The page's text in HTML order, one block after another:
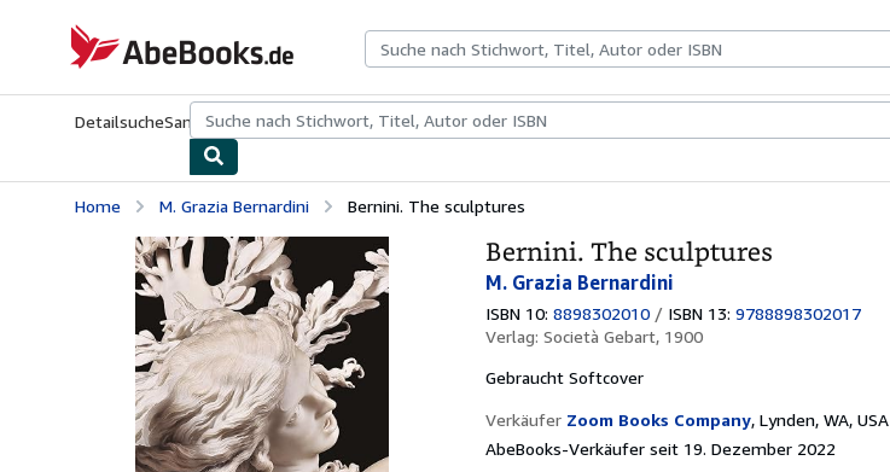
AbeBooks.de
DetailsucheSammlungenAntiquarische BücherKunst & Sammlerstücke
Home M. Grazia Bernardini Bernini. The sculptures
Bernini. The sculptures
M. Grazia Bernardini
ISBN 10: 8898302010 / ISBN 13: 9788898302017
Verlag: Società Gebart, 1900
Gebraucht Softcover
Verkäufer Zoom Books Company, Lynden, WA, USA
AbeBooks-Verkäufer seit 19. Dezember 2022